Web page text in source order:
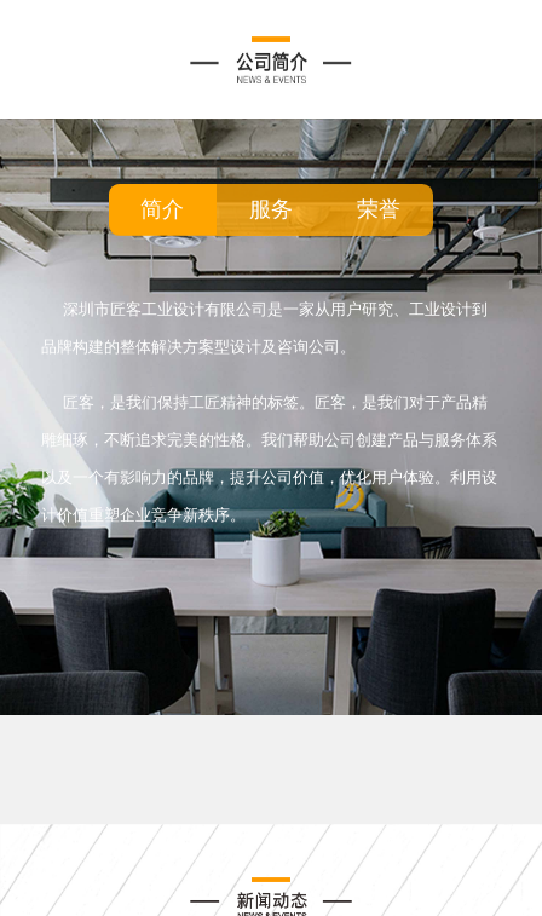
简介 服务 荣誉
深圳市匠客工业设计有限公司是一家从用户研究、工业设计到
品牌构建的整体解决方案型设计及咨询公司。
匠客，是我们保持工匠精神的标签。匠客，是我们对于产品精
雕细琢，不断追求完美的性格。我们帮助公司创建产品与服务体系
以及一个有影响力的品牌，提升公司价值，优化用户体验。利用设
计价值重塑企业竞争新秩序。